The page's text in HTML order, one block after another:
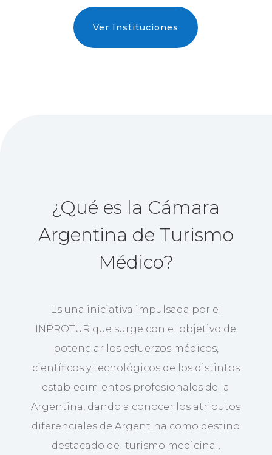
Ver Instituciones
¿Qué es la Cámara
Argentina de Turismo
Médico?
Es una iniciativa impulsada por el
INPROTUR que surge con el objetivo de
potenciar los esfuerzos médicos,
científicos y tecnológicos de los distintos
establecimientos profesionales de la
Argentina, dando a conocer los atributos
diferenciales de Argentina como destino
destacado del turismo medicinal.